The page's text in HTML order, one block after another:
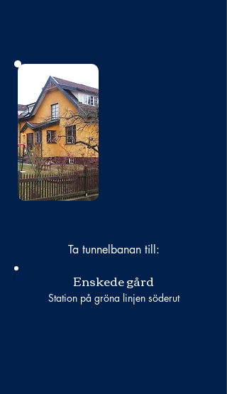
Bild
saknas
Ta tunnelbanan till:
Enskede gård
Station på gröna linjen söderut